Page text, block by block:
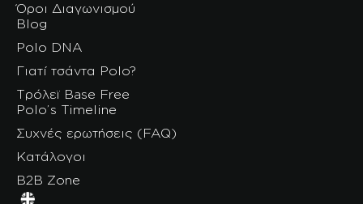
Όροι Διαγωνισμού
Blog
Polo DNA
Γιατί τσάντα Polo?
Τρόλεϊ Base Free
Polo’s Timeline
Συχνές ερωτήσεις (FAQ)
Κατάλογοι
B2B Zone